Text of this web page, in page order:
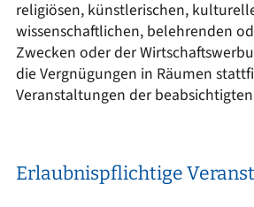
religiösen, künstlerischen,
wissenschaftlichen, belehrenden
Zwecken oder der
die Vergnügungen in Räumen
Veranstaltungen der
Erlaubnispflichtige